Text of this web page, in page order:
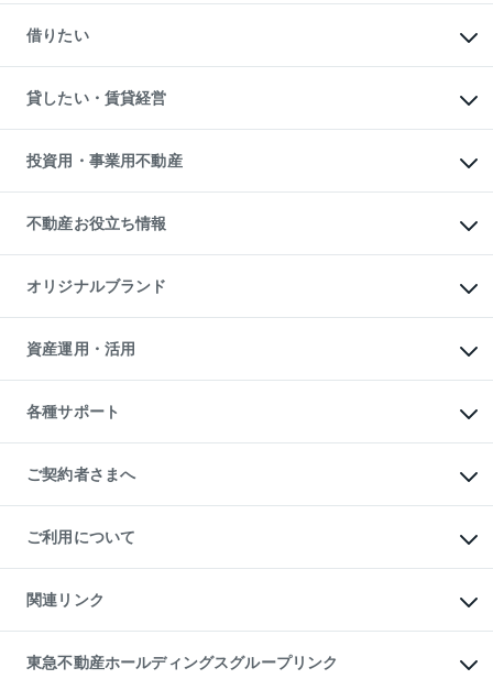
中古一戸建ての購入
不動産購入の流れ
注目キーワード物件特集
購入ガイド
English 繁体中文簡体中文
一戸建ての売却・査定
土地の売却・査定
スピードAI査定
不動産査定について
不動産売却の流れ
不動産買換えの流れ
売却ガイド
借りたい
オフィス・店舗の賃貸
借りるときの流れ
借りるガイド
貸したい・賃貸経営
マンション賃料データ
賃貸管理プラン
リロケーションについて
貸すガイド
投資用・事業用不動産
事業用不動産
マンション投資
投資用マンション
アパート経営
収益物件
ビル購入（ビル一棟）
投資用不動産の売却査定
事業用不動産の売却査定
不動産お役立ち情報
マンションライブラリー
人気マンションランキング
暮らしに役立つ不動産メディア
不動産相場・不動産価格情報
不動産コラム・ニュース
不動産用語集
不動産なんでもネット相談室
住まいの税金
オリジナルブランド
一棟リノベーションマンション
L`GENTE（ルジェンテ）
区分リノベーションマンション
投資用一棟レジデンスWELL
不動産小口投資
LEGACIA（レガシア）
資産運用・活用
不動産M&A
アセットマネジメント・出資
各種サポート
相続サポート
リフォームサポート
ご契約者さまへ
ご紹介・再契約特典
入居者様専用-各種ご案内（賃貸）
東急こすもす会「こすもすWeb」
ご利用について
金融商品取引について
東急リバブル ソーシャルメディアポリシー
ご意見・お問い合わせ（金融商品取引専用の相談・お問い合わせ窓口）
ダイレクトメール（郵送物）・Eメールなどの送付停止について
関連リンク
これからご結婚される方に東急百貨店のブライダルクラブ
人材サービスのご用命は 東急リバブルスタッフ株式会社まで
東急不動産ホールディングスグループリンク